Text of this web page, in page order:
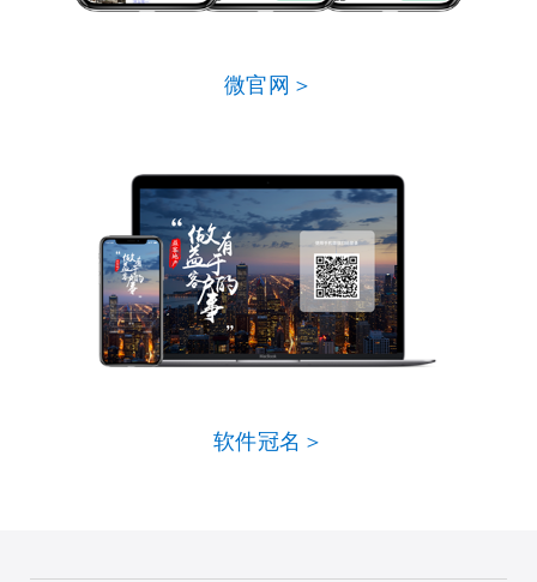
微官网＞
软件冠名＞